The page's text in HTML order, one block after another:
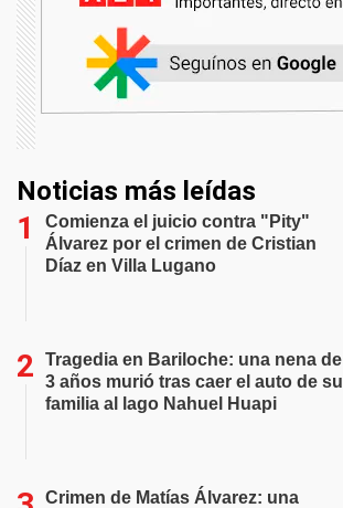
Noticias más leídas
Comienza el juicio contra "Pity"
Álvarez por el crimen de Cristian
Díaz en Villa Lugano
Tragedia en Bariloche: una nena de
3 años murió tras caer el auto de su
familia al lago Nahuel Huapi
Crimen de Matías Álvarez: una